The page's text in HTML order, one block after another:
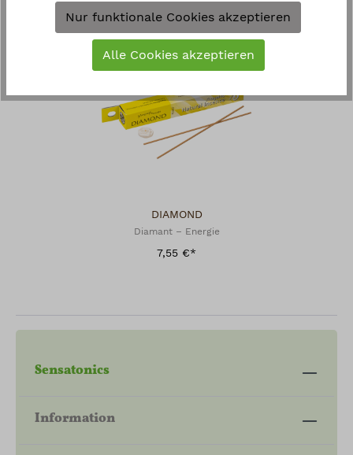
DIAMOND
Diamant – Energie
7,55 €*
Sensatonics
Information
Nur funktionale Cookies akzeptieren
Alle Cookies akzeptieren